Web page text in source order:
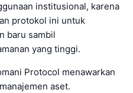
institusional, karena
protokol ini untuk
baru sambil
yang tinggi.
Protocol menawarkan
aset.